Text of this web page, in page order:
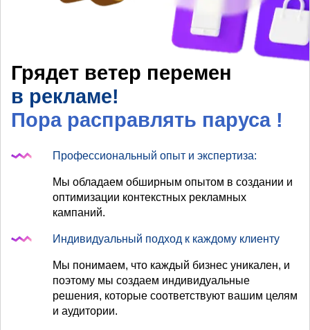
Грядет ветер перемен
в рекламе!
Пора расправлять паруса !
Профессиональный опыт и экспертиза:
Мы обладаем обширным опытом в создании и
оптимизации контекстных рекламных
кампаний.
Индивидуальный подход к каждому клиенту
Мы понимаем, что каждый бизнес уникален, и
поэтому мы создаем индивидуальные
решения, которые соответствуют вашим целям
и аудитории.